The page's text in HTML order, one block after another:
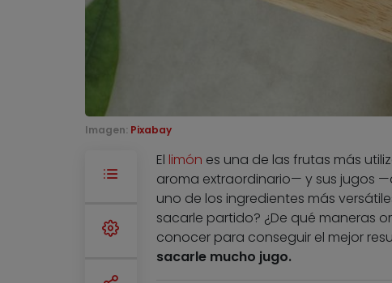
Imagen: Pixabay
El limón es una de las frutas más
aroma extraordinario— y sus jugos
uno de los ingredientes más
sacarle partido? ¿De qué maneras
conocer para conseguir el mejor
sacarle mucho jugo.